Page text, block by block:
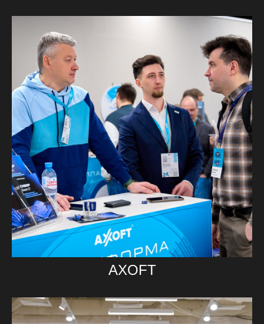
AXOFT